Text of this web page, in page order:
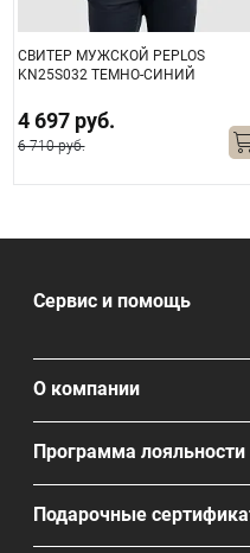
СВИТЕР МУЖСКОЙ PEPLOS
KN25S032 ТЕМНО-СИНИЙ
4 697 руб.
6 710 руб.
Сервис и помощь
О компании
Программа лояльности
Подарочные